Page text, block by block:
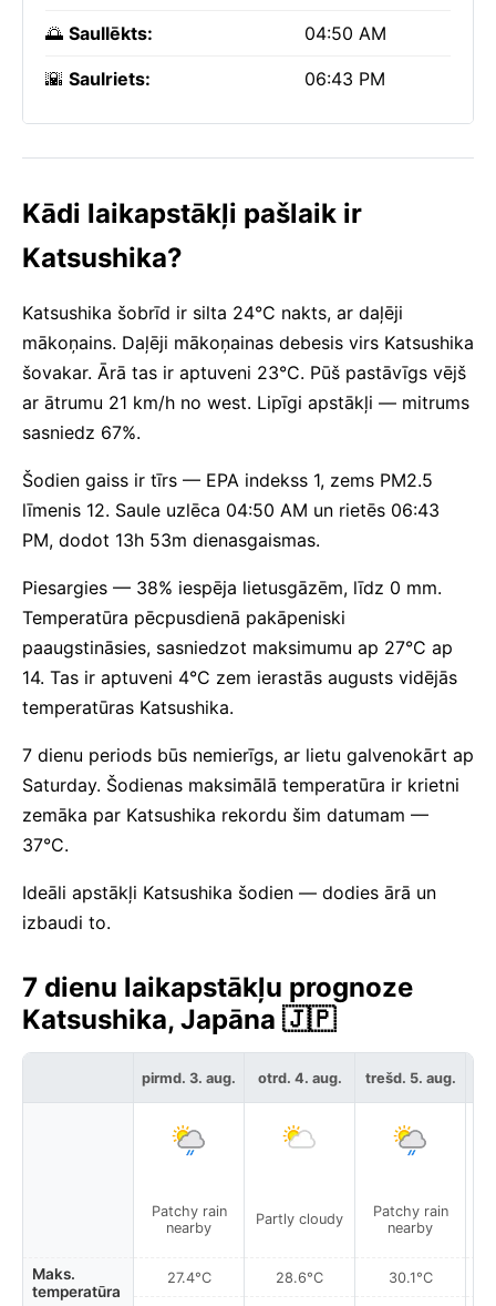
🌅 Saullēkts: 04:50 AM
🌇 Saulriets: 06:43 PM
Kādi laikapstākļi pašlaik ir
Katsushika?
Katsushika šobrīd ir silta 24°C nakts, ar daļēji
mākoņains. Daļēji mākoņainas debesis virs Katsushika
šovakar. Ārā tas ir aptuveni 23°C. Pūš pastāvīgs vējš
ar ātrumu 21 km/h no west. Lipīgi apstākļi — mitrums
sasniedz 67%.
Šodien gaiss ir tīrs — EPA indekss 1, zems PM2.5
līmenis 12. Saule uzlēca 04:50 AM un rietēs 06:43
PM, dodot 13h 53m dienasgaismas.
Piesargies — 38% iespēja lietusgāzēm, līdz 0 mm.
Temperatūra pēcpusdienā pakāpeniski
paaugstināsies, sasniedzot maksimumu ap 27°C ap
14. Tas ir aptuveni 4°C zem ierastās augusts vidējās
temperatūras Katsushika.
7 dienu periods būs nemierīgs, ar lietu galvenokārt ap
Saturday. Šodienas maksimālā temperatūra ir krietni
zemāka par Katsushika rekordu šim datumam —
37°C.
Ideāli apstākļi Katsushika šodien — dodies ārā un
izbaudi to.
7 dienu laikapstākļu prognoze
Katsushika, Japāna 🇯🇵
Maks.
temperatūra
pirmd. 3. aug.
Patchy rain
nearby
27.4°C
otrd. 4. aug.
Partly cloudy
28.6°C
trešd. 5. aug.
Patchy rain
nearby
30.1°C